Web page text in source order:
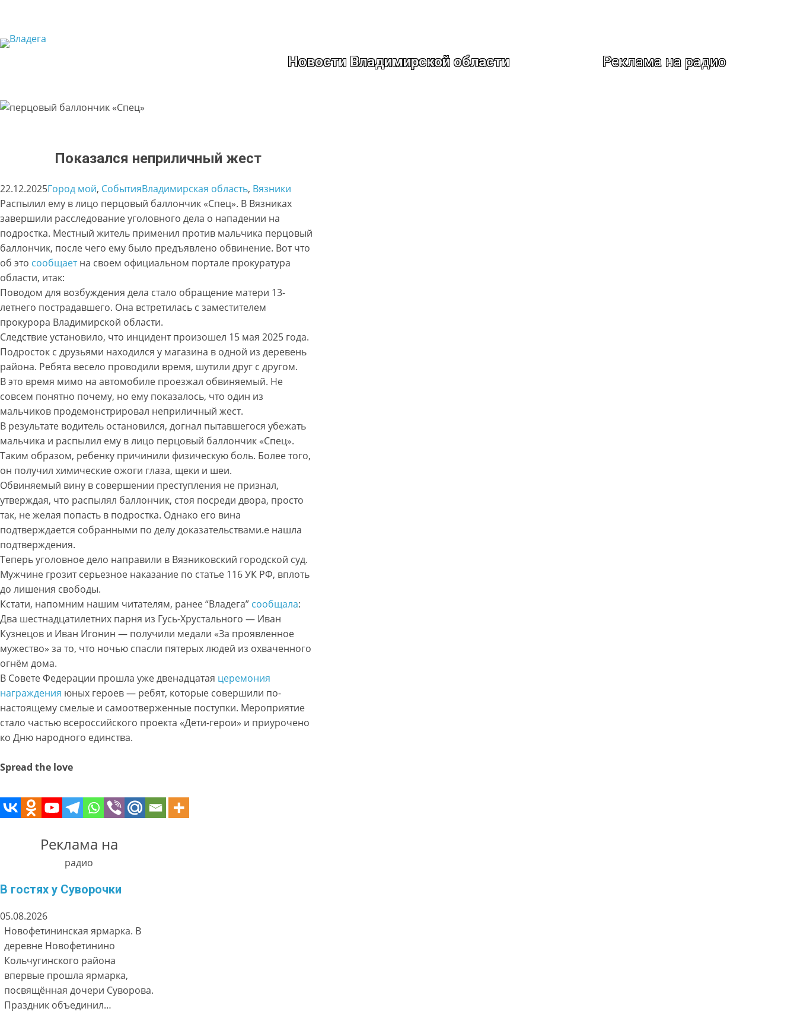
содержимому
Новости Владимирской области Реклама на радио
Показался неприличный жест
22.12.2025Город мой, СобытияВладимирская область, Вязники
Распылил ему в лицо перцовый баллончик «Спец». В Вязниках
завершили расследование уголовного дела о нападении на
подростка. Местный житель применил против мальчика перцовый
баллончик, после чего ему было предъявлено обвинение. Вот что
об это сообщаетна своем официальном портале прокуратура
области, итак:
Поводом для возбуждения дела стало обращение матери 13-
летнего пострадавшего. Она встретилась с заместителем
прокурора Владимирской области.
Следствие установило, что инцидент произошел 15 мая 2025 года.
Подросток с друзьями находился у магазина в одной из деревень
района. Ребята весело проводили время, шутили друг с другом.
В это время мимо на автомобиле проезжал обвиняемый. Не
совсем понятно почему, но ему показалось, что один из
мальчиков продемонстрировал неприличный жест.
В результате водитель остановился, догнал пытавшегося убежать
мальчика и распылил ему в лицо перцовый баллончик «Спец».
Таким образом, ребенку причинили физическую боль. Более того,
он получил химические ожоги глаза, щеки и шеи.
Обвиняемый вину в совершении преступления не признал,
утверждая, что распылял баллончик, стоя посреди двора, просто
так, не желая попасть в подростка. Однако его вина
подтверждается собранными по делу доказательствами.е нашла
подтверждения.
Теперь уголовное дело направили в Вязниковский городской суд.
Мужчине грозит серьезное наказание по статье 116 УК РФ, вплоть
до лишения свободы.
Кстати, напомним нашим читателям, ранее “Владега” сообщала:
Два шестнадцатилетних парня из Гусь-Хрустального — Иван
Кузнецов и Иван Игонин — получили медали «За проявленное
мужество» за то, что ночью спасли пятерых людей из охваченного
огнём дома.
В Совете Федерации прошла уже двенадцатая церемония
награждения юных героев — ребят, которые совершили по-
настоящему смелые и самоотверженные поступки. Мероприятие
стало частью всероссийского проекта «Дети-герои» и приурочено
ко Дню народного единства.
Spread the love
Реклама на
радио
В гостях у Суворочки
05.08.2026
Новофетининская ярмарка. В
деревне Новофетинино
Кольчугинского района
впервые прошла ярмарка,
посвящённая дочери Суворова.
Праздник объединил…